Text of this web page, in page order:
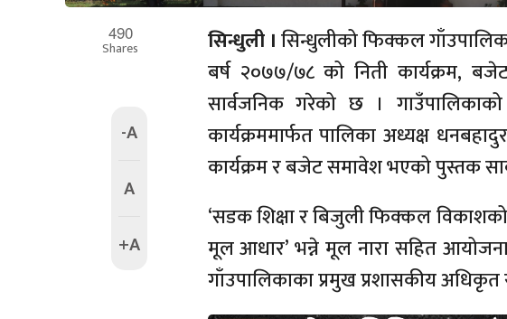
490
Shares
-A
A
+A
सिन्धुली ।सिन्धुलीको फिक्कल
बर्ष २०७७/७८ को निती कार्यक्रम,
सार्वजनिक गरेको छ ।
कार्यक्रममार्फत पालिका अध्यक्ष
कार्यक्रम र बजेट समावेश भएको पुस्तक
‘सडक शिक्षा र बिजुली फिक्कल विकाशको
मूल आधार’ भन्ने मूल नारा सहित
गाँउपालिकाका प्रमुख प्रशासकीय अधिकृत